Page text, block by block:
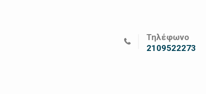
Τηλέφωνο
2109522273